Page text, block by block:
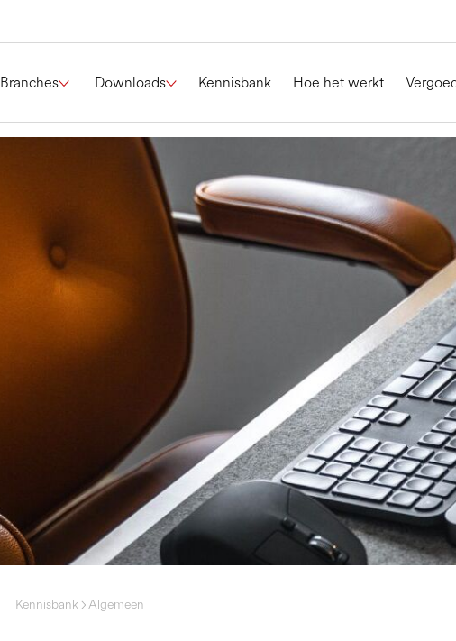
Branches Downloads Kennisbank Hoe het werkt
Kennisbank Algemeen